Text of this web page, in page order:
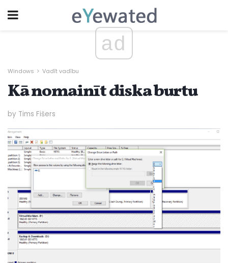
ad
Windows Vadīt vadību
Kā nomainīt diska burtu
by Tims Fišers